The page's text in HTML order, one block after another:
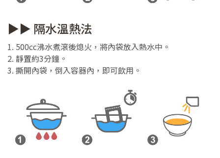
▶▶ 隔水溫熱法
1. 500cc沸水煮滾後熄火，將內袋放入熱水中。
2. 靜置約3分鐘。
3. 撕開內袋，倒入容器內，即可飲用。